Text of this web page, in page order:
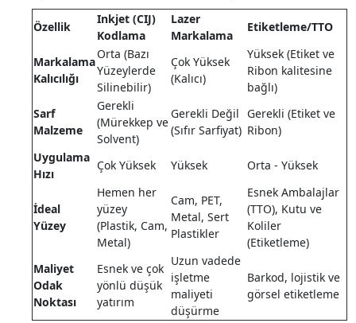
Özellik
Inkjet (CIJ)
Kodlama
Lazer
Markalama
Etiketleme/TTO
Markalama
Kalıcılığı
Orta (Bazı
Yüzeylerde
Silinebilir)
Çok Yüksek
(Kalıcı)
Yüksek (Etiket ve
Ribon kalitesine
bağlı)
Sarf
Malzeme
Gerekli
(Mürekkep ve
Solvent)
Gerekli Değil
(Sıfır Sarfiyat)
Gerekli (Etiket ve
Ribon)
Uygulama
Hızı
Çok Yüksek Yüksek Orta - Yüksek
İdeal
Yüzey
Hemen her
yüzey
(Plastik, Cam,
Metal)
Cam, PET,
Metal, Sert
Plastikler
Esnek Ambalajlar
(TTO), Kutu ve
Koliler
(Etiketleme)
Maliyet
Odak
Noktası
Esnek ve çok
yönlü düşük
yatırım
Uzun vadede
işletme
maliyeti
düşürme
Barkod, lojistik ve
görsel etiketleme